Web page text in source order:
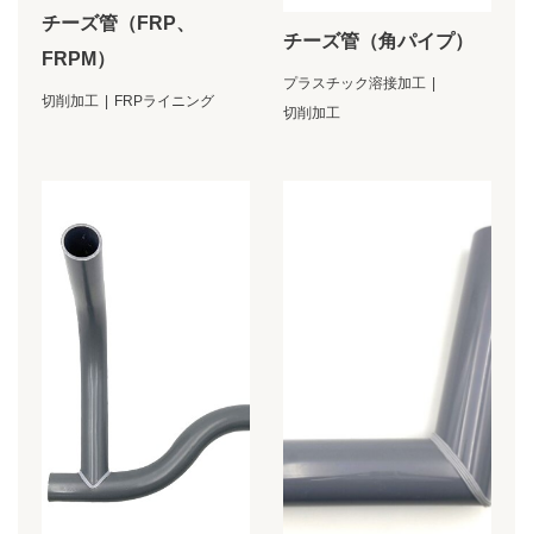
チーズ管（FRP、
FRPM）
切削加工 FRPライニング
チーズ管（角パイプ）
プラスチック溶接加工
切削加工